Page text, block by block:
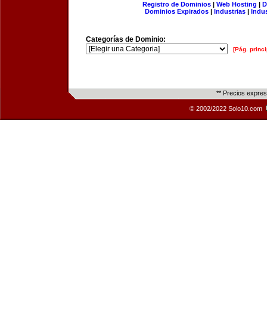
Registro de Dominios| Web Hosting |
Dominios Expirados | Industrias |
Categorías de Dominio:
[Pág.
** Precios
© 2002/2022 Solo10.com